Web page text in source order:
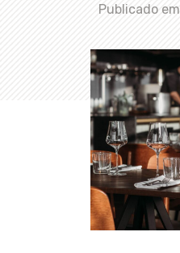
Publicado em